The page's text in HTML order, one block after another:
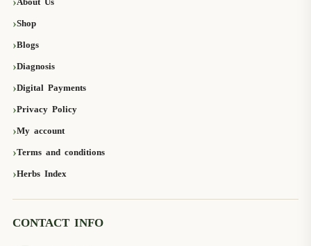
Shop
Blogs
Diagnosis
Digital Payments
Privacy Policy
My account
Terms and conditions
Herbs Index
CONTACT INFO